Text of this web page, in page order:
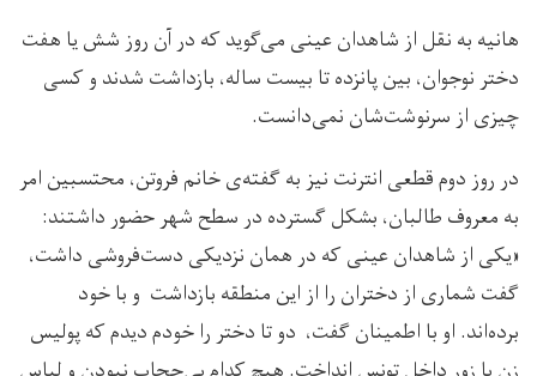
هانیه به نقل از شاهدان عینی می‌گوید که در آن روز شش یا هفت
دختر نوجوان، بین پانزده تا بیست ساله، بازداشت شدند و کسی
چیزی از سرنوشت‌شان نمی‌دانست.
در روز دوم قطعی انترنت نیز به گفته‌ی خانم فروتن، محتسبین امر
به معروف طالبان، بشکل گسترده در سطح شهر حضور داشتند:
«یکی از شاهدان عینی که در همان نزدیکی دست‌فروشی داشت،
گفت شماری از دختران را از این منطقه بازداشت و با خود
برده‌اند. او با اطمینان گفت، دو تا دختر را خودم دیدم که پولیس